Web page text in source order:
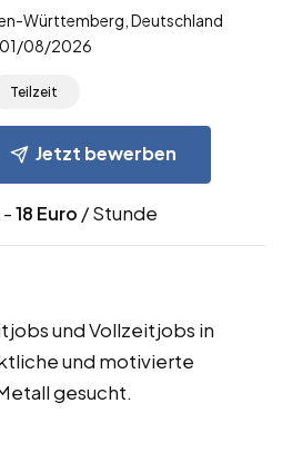
Württemberg, Deutschland
01/08/2026
Teilzeit
Jetzt bewerben
-18 Euro / Stunde
und Vollzeitjobs in
und motivierte
gesucht.